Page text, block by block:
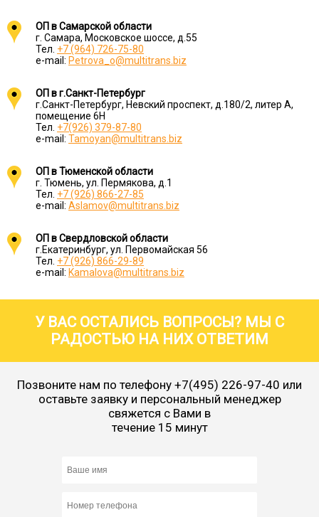
ОП в Самарской области
г. Самара, Московское шоссе, д.55
Тел. +7 (964) 726-75-80
e-mail: Petrova_o@multitrans.biz
ОП в г.Санкт-Петербург
г.Санкт-Петербург, Невский проспект, д.180/2, литер А,
помещение 6Н
Тел. +7(926) 379-87-80
e-mail: Tamoyan@multitrans.biz
ОП в Тюменской области
г. Тюмень, ул. Пермякова, д.1
Тел. +7 (926) 866-27-85
e-mail: Aslamov@multitrans.biz
ОП в Свердловской области
г.Екатеринбург, ул. Первомайская 56
Тел. +7 (926) 866-29-89
e-mail: Kamalova@multitrans.biz
У ВАС ОСТАЛИСЬ ВОПРОСЫ? МЫ С
РАДОСТЬЮ НА НИХ ОТВЕТИМ
Позвоните нам по телефону +7(495) 226-97-40 или
оставьте заявку и персональный менеджер
свяжется с Вами в
течение 15 минут